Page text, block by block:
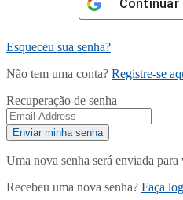
Continuar
Esqueceu sua senha?
Não tem uma conta? Registre-se
Recuperação de senha
Uma nova senha será enviada
Recebeu uma nova senha? Faça